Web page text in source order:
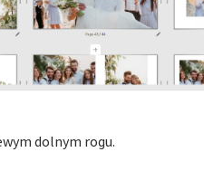
dolnym rogu.